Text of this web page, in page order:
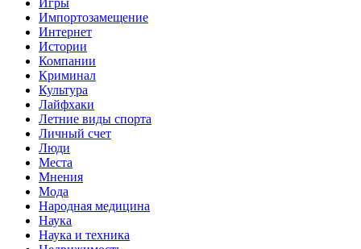
Импортозамещение
Интернет
Истории
Компании
Криминал
Культура
Лайфхаки
Летние виды спорта
Личный счет
Люди
Места
Мнения
Мода
Народная медицина
Наука
Наука и техника